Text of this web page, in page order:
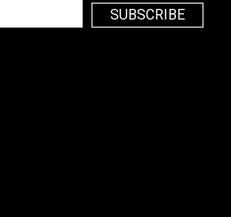
SUBSCRIBE